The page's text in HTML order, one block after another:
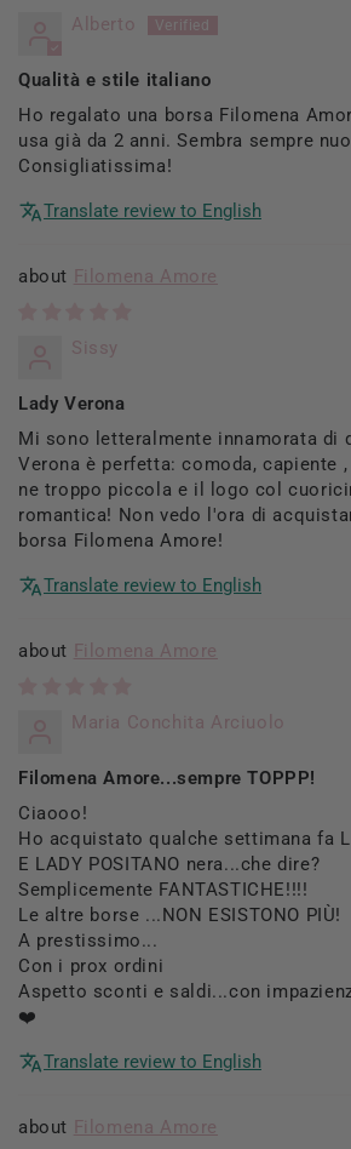
Alberto
Qualità e stile italiano
Ho regalato una borsa Filomena
usa già da 2 anni. Sembra sempre
Consigliatissima!
Translate review to English
Filomena Amore
Sissy
Lady Verona
Mi sono letteralmente innamorata di
Verona è perfetta: comoda, capiente
ne troppo piccola e il logo col
romantica! Non vedo l'ora di
borsa Filomena Amore!
Translate review to English
Filomena Amore
Maria Conchita Arciuolo
Filomena Amore...sempre TOPPP!
Ciaooo!
Ho acquistato qualche settimana fa
E LADY POSITANO nera...che dire?
Semplicemente FANTASTICHE!!!!
Le altre borse ...NON ESISTONO PIÙ!
A prestissimo...
Con i prox ordini
Aspetto sconti e saldi...con
❤️
Translate review to English
Filomena Amore